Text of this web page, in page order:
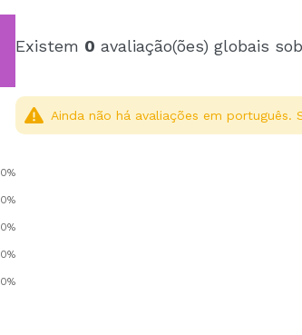
0%
0%
0%
0%
0%
Existem 0 avaliação(ões) globais
Ainda não há avaliações em português.